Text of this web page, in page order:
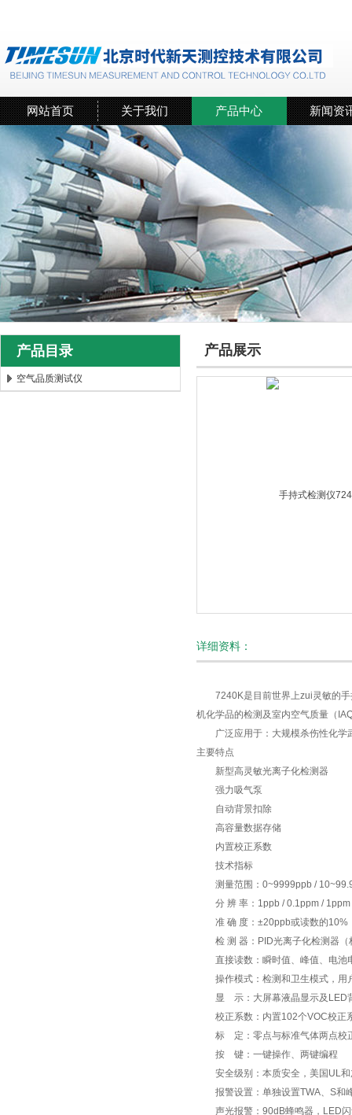
网站首页 关于我们 产品中心 新闻资
产品目录
空气品质测试仪
产品展示
详细资料：
7240K是目前世界上zui灵敏的手
机化学品的检测及室内空气质量（
广泛应用于：大规模杀伤性化学
主要特点
新型高灵敏光离子化检测器
强力吸气泵
自动背景扣除
高容量数据存储
内置校正系数
技术指标
测量范围：0~9999ppb /
分 辨 率：1ppb / 0.1ppm / 1ppm
准 确 度：±20ppb或读数的10%
检 测 器：PID光离子化检测器（
直接读数：瞬时值、峰值、电池
操作模式：检测和卫生模式，用
显 示：大屏幕液晶显示及LED
校正系数：内置102个VOC校正
标 定：零点与标准气体两点校
按 键：一键操作、两键编程
安全级别：本质安全，美国UL和
报警设置：单独设置TWA、S和
声光报警：90dB蜂鸣器，LED闪